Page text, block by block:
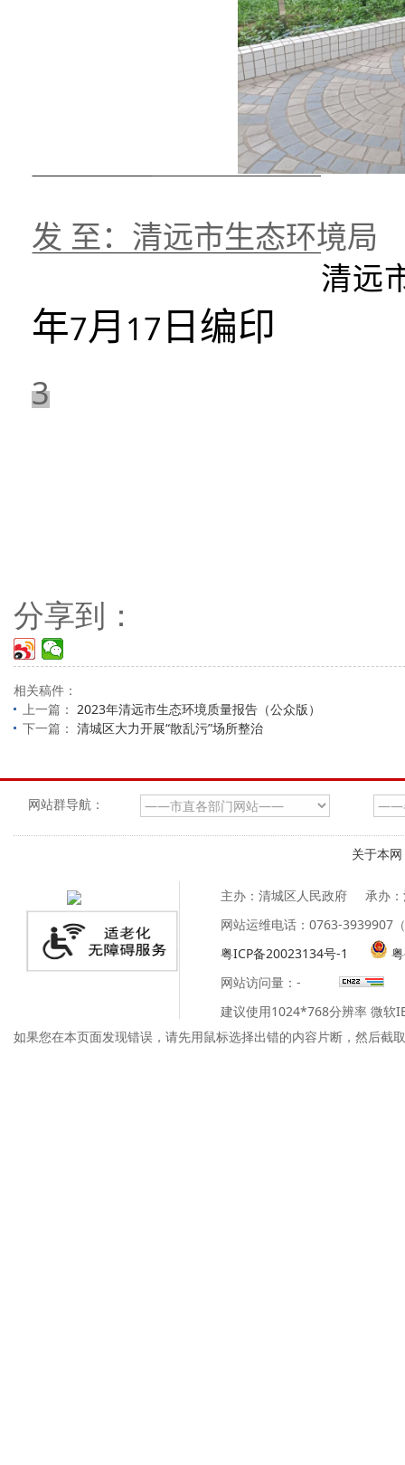
发 至：清远市生态环境局
清远
年7月 17日编印
3
分享到：
相关稿件：
上一篇： 2023年清远市生态环境质量报告（公众版）
下一篇： 清城区大力开展“散乱污”场所整治
网站群导航：
关于本网
主办：清城区人民政府
承办
网站运维电话：0763-3939907
粤ICP备20023134号-1
网站访问量： -
建议使用1024*768分辨率 微软
如果您在本页面发现错误，请先用鼠标选择出错的内容片断，然后截